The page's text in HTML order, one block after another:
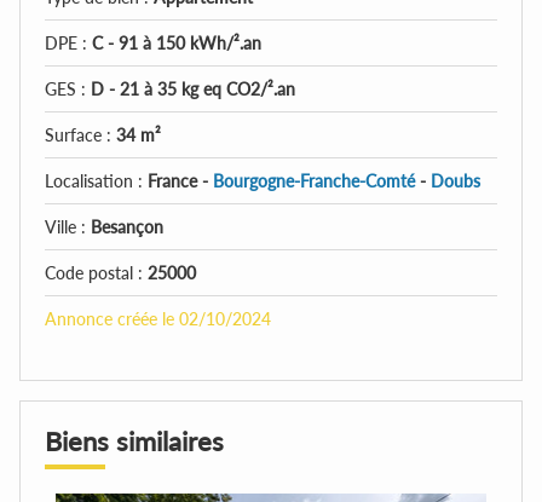
DPE : C - 91 à 150 kWh/².an
GES : D - 21 à 35 kg eq CO2/².an
Surface : 34 m²
Localisation : France - Bourgogne-Franche-Comté- Doubs
Ville : Besançon
Code postal : 25000
Annonce créée le 02/10/2024
Biens similaires